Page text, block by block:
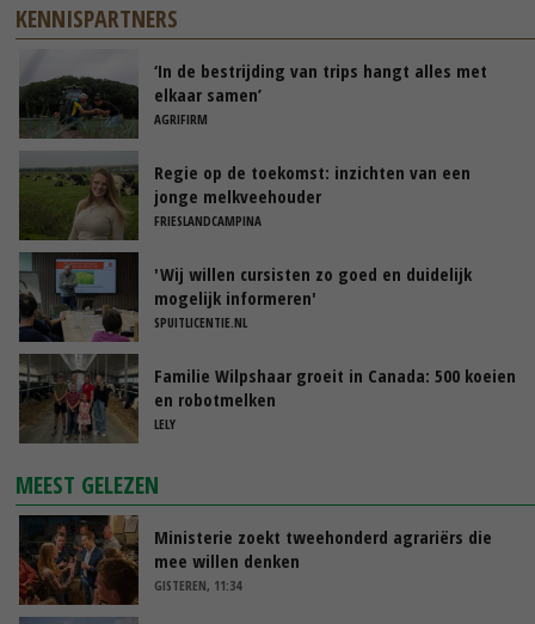
KENNISPARTNERS
‘In de bestrijding van trips hangt alles met
elkaar samen’
AGRIFIRM
Regie op de toekomst: inzichten van een
jonge melkveehouder
FRIESLANDCAMPINA
'Wij willen cursisten zo goed en duidelijk
mogelijk informeren'
SPUITLICENTIE.NL
Familie Wilpshaar groeit in Canada: 500 koeien
en robotmelken
LELY
MEEST GELEZEN
Ministerie zoekt tweehonderd agrariërs die
mee willen denken
GISTEREN, 11:34